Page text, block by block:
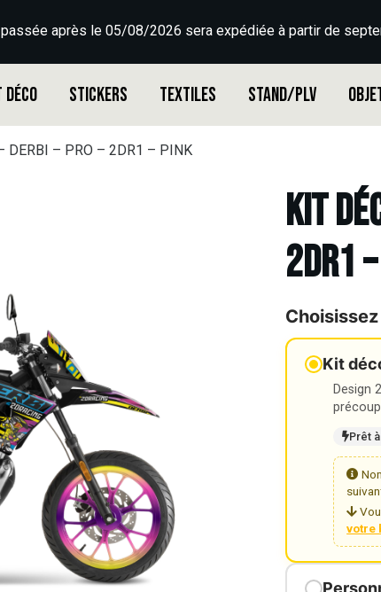
après le 05/08/2026 sera expédiée à partir de
déco Stickers Textiles Stand/PLV
DERBI – PRO – 2DR1 – PINK
Kit
2DR1
Kit
Design
Prêt
votre